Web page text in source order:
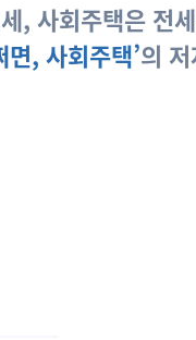
, 사회주택은 전
면, 사회주택’의